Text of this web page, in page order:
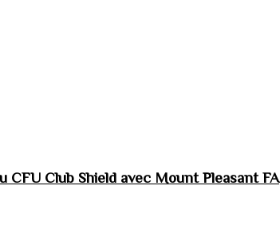
Club Shield avec Mount Pleasant FA